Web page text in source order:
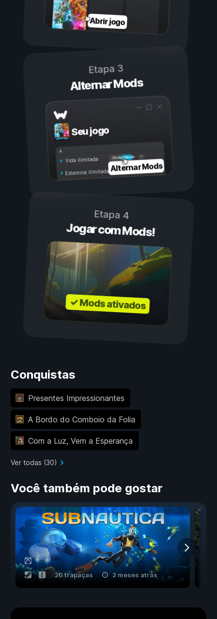
Abrir jogo
Etapa 3
Alternar Mods
Seu jogo
Ligada
Desligada
Vida ilimitada
Estamina ilimitadaAlternar Mods
Etapa 4
Jogar com Mods!
✓ Mods ativados
Conquistas
Presentes Impressionantes
A Bordo do Comboio da Folia
Com a Luz, Vem a Esperança
Ver todas (30)
Você também pode gostar
20 trapaças 2 meses atrás